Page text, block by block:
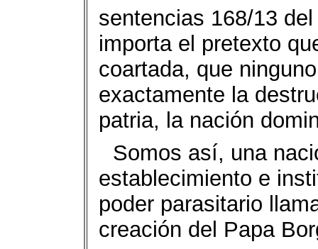
sentencias 168/13
importa el pretexto
coartada, que
exactamente la
patria, la nación
Somos así, una
establecimiento e
poder parasitario
creación del Papa